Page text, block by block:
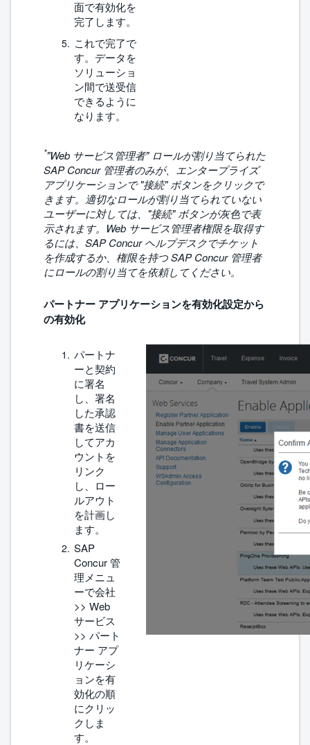
面で有効化を
完了します。
これで完了で
す。データを
ソリューショ
ン間で送受信
できるように
なります。
*"Web サービス管理者" ロールが割り当てられた
SAP Concur 管理者のみが、エンタープライズ
アプリケーションで "接続" ボタンをクリックで
きます。適切なロールが割り当てられていない
ユーザーに対しては、"接続" ボタンが灰色で表
示されます。Web サービス管理者権限を取得す
るには、SAP Concur ヘルプデスクでチケット
を作成するか、権限を持つ SAP Concur 管理者
にロールの割り当てを依頼してください。
パートナー アプリケーションを有効化設定から
の有効化
パートナ
ーと契約
に署名
し、署名
した承認
書を送信
してアカ
ウントを
リンク
し、ロー
ルアウト
を計画し
ます。
SAP
Concur 管
理メニュ
ーで会社
>> Web
サービス
>> パート
ナー アプ
リケーシ
ョンを有
効化の順
にクリッ
クしま
す。